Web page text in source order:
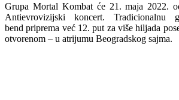
Grupa Mortal Kombat će 21. maja 2022.
Antievrovizijski koncert. Tradicionalnu
bend priprema već 12. put za više hiljada
otvorenom – u atrijumu Beogradskog sajma.